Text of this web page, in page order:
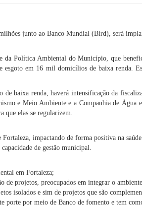
junto ao Banco Mundial (Bird), será
da Política Ambiental do Município, que
em 16 mil domicílios de baixa renda.
de baixa renda, haverá intensificação da
e Meio Ambiente e a Companhia de
que elas se regularizem.
impactando de forma positiva na
de gestão municipal.
em Fortaleza;
projetos, preocupados em integrar o
isolados e sim de projetos que são
por meio de Banco de fomento e tem